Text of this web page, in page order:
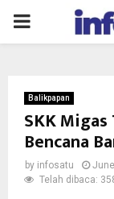
PRIMARY
Balikpapan
SKK
Bencana
by infosatu
Telah dibaca: